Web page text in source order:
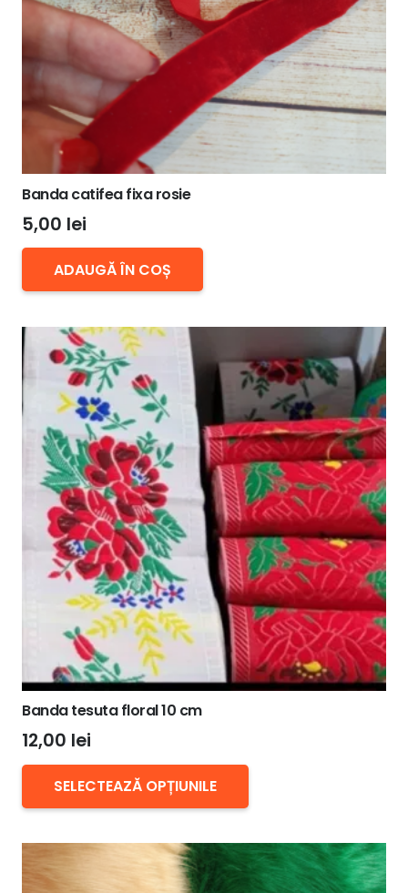
Banda catifea fixa rosie
5,00 lei
ADAUGĂ ÎN COȘ
Banda tesuta floral 10 cm
12,00 lei
SELECTEAZĂ OPȚIUNILE
mai
multe